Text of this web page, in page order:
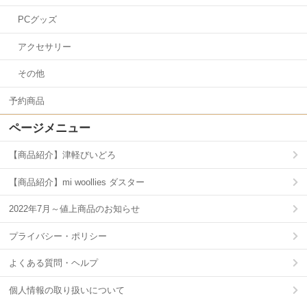
PCグッズ
アクセサリー
その他
予約商品
ページメニュー
【商品紹介】津軽びいどろ
【商品紹介】mi woollies ダスター
2022年7月～値上商品のお知らせ
プライバシー・ポリシー
よくある質問・ヘルプ
個人情報の取り扱いについて